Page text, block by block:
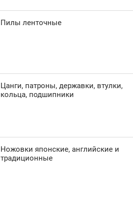
Пилы ленточные
Цанги, патроны, державки, втулки,
кольца, подшипники
Ножовки японские, английские и
традиционные